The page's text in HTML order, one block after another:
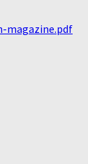
magazine.pdf